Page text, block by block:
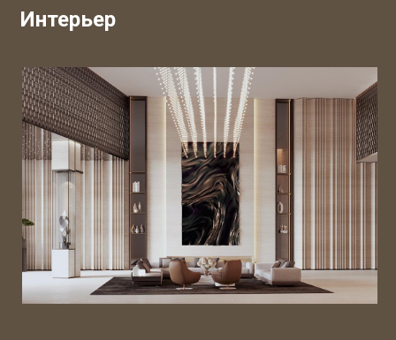
Интерьер